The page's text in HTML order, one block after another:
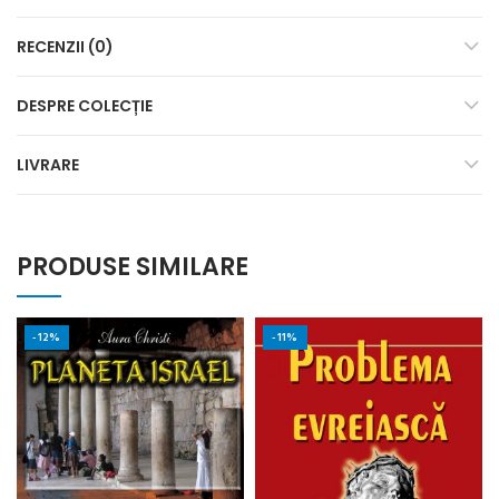
RECENZII (0)
DESPRE COLECȚIE
LIVRARE
PRODUSE SIMILARE
-12% -11%